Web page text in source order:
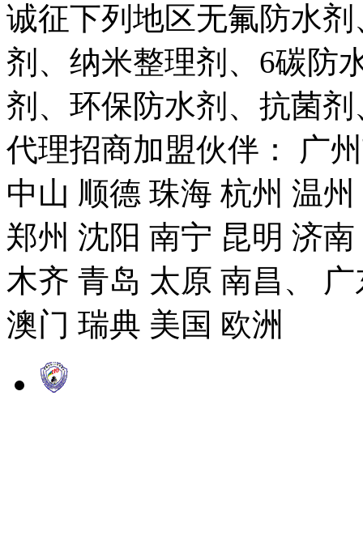
诚征下列地区无氟防水
剂、纳米整理剂、6碳防
剂、环保防水剂、抗菌
代理招商加盟伙伴： 广
中山 顺德 珠海 杭州 温
郑州 沈阳 南宁 昆明 济
木齐 青岛 太原 南昌、
澳门 瑞典 美国 欧洲